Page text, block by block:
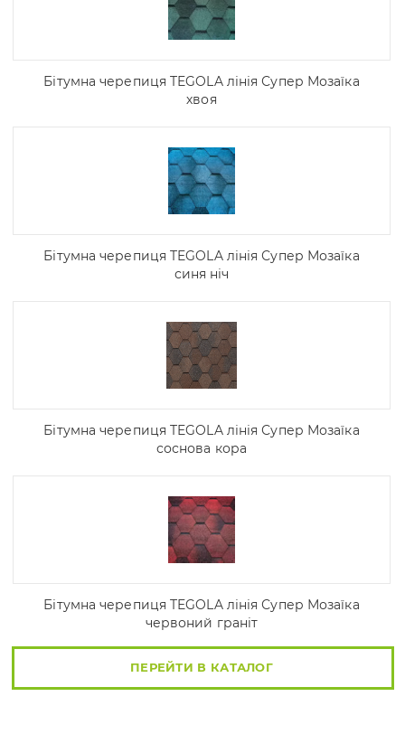
Бітумна черепиця TEGOLA лінія Супер Мозаїка
хвоя
Бітумна черепиця TEGOLA лінія Супер Мозаїка
синя ніч
Бітумна черепиця TEGOLA лінія Супер Мозаїка
соснова кора
Бітумна черепиця TEGOLA лінія Супер Мозаїка
червоний граніт
ПЕРЕЙТИ В КАТАЛОГ